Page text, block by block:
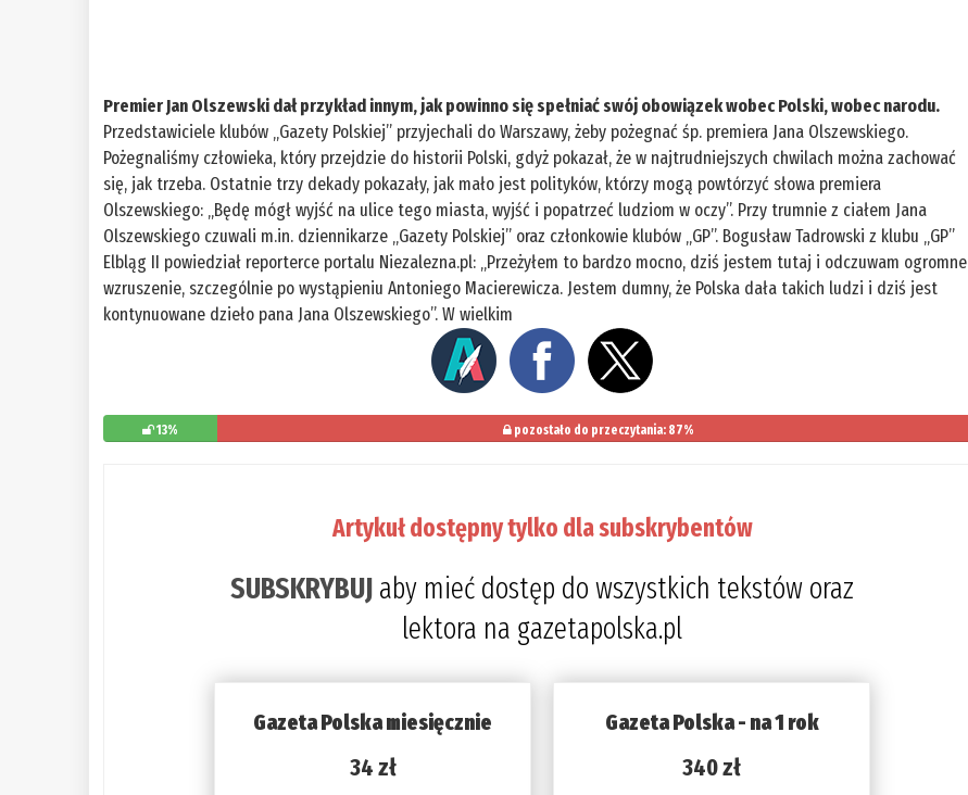
Premier Jan Olszewski dał przykład innym, jak powinno się spełniać swój obowiązek wobec Polski, wobec narodu.
Przedstawiciele klubów „Gazety Polskiej” przyjechali do Warszawy, żeby pożegnać śp. premiera Jana Olszewskiego.
Pożegnaliśmy człowieka, który przejdzie do historii Polski, gdyż pokazał, że w najtrudniejszych chwilach można zachować
się, jak trzeba. Ostatnie trzy dekady pokazały, jak mało jest polityków, którzy mogą powtórzyć słowa premiera
Olszewskiego: „Będę mógł wyjść na ulice tego miasta, wyjść i popatrzeć ludziom w oczy”. Przy trumnie z ciałem Jana
Olszewskiego czuwali m.in. dziennikarze „Gazety Polskiej” oraz członkowie klubów „GP”. Bogusław Tadrowski z klubu „GP”
Elbląg II powiedział reporterce portalu Niezalezna.pl: „Przeżyłem to bardzo mocno, dziś jestem tutaj i odczuwam ogromne
wzruszenie, szczególnie po wystąpieniu Antoniego Macierewicza. Jestem dumny, że Polska dała takich ludzi i dziś jest
kontynuowane dzieło pana Jana Olszewskiego”. W wielkim
13% pozostało do przeczytania: 87%
Artykuł dostępny tylko dla subskrybentów
SUBSKRYBUJ aby mieć dostęp do wszystkich tekstów oraz
lektora na gazetapolska.pl
Gazeta Polska miesięcznie
34 zł
Gazeta Polska - na 1 rok
340 zł